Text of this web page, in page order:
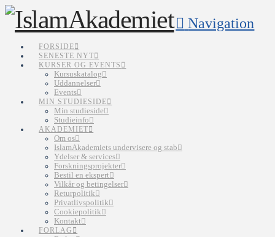
Navigation
FORSIDE
SENESTE NYT
KURSER OG EVENTS
Kursuskatalog
Uddannelser
Events
MIN STUDIESIDE
Min studieside
Studieinfo
AKADEMIET
Om os
IslamAkademiets undervisere og stab
Ydelser & services
Forskningsprojekter
Bestil en ekspert
Vilkår og betingelser
Returpolitik
Privatlivspolitik
Cookiepolitik
Kontakt
FORLAG